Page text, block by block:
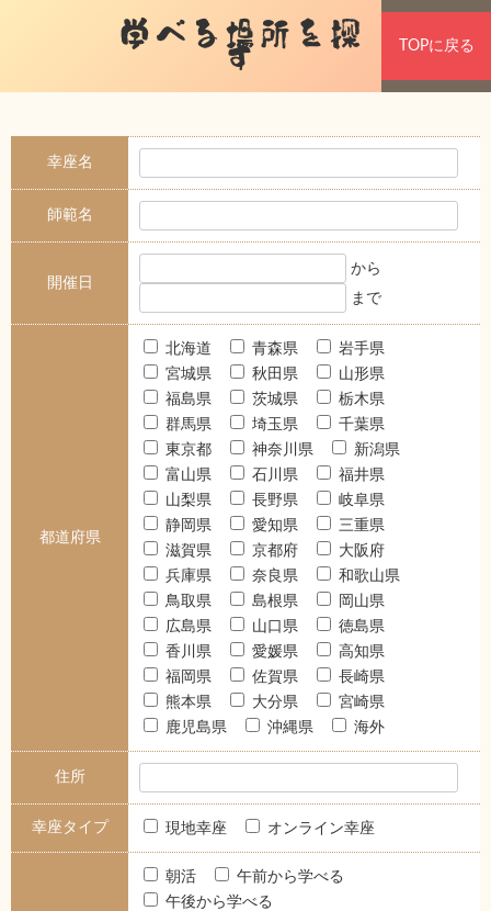
学べる場所を探
す TOPに戻る
幸座名
師範名
開催日
から
まで
都道府県
北海道 青森県
岩手県
宮城県
秋田県
山形県
福島県
茨城県
栃木県
群馬県
埼玉県
千葉県
東京都
神奈川県
新潟県
富山県
石川県
福井県
山梨県
長野県
岐阜県
静岡県
愛知県
三重県
滋賀県
京都府
大阪府
兵庫県
奈良県
和歌山県
鳥取県
島根県
岡山県
広島県
山口県
徳島県
香川県
愛媛県
高知県
福岡県
佐賀県
長崎県
熊本県
大分県
宮崎県
鹿児島県
沖縄県 海外
住所
幸座タイプ 現地幸座 オンライン幸座
朝活
午前から学べる
午後から学べる